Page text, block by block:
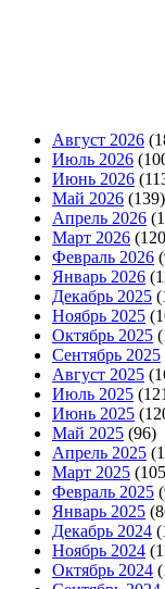
Август 2026
Июль 2026
Июнь 2026
Май 2026 (139)
Апрель 2026
Март 2026
Февраль 2026
Январь 2026
Декабрь 2025
Ноябрь 2025
Октябрь 2025
Сентябрь 2025
Август 2025
Июль 2025
Июнь 2025
Май 2025 (96)
Апрель 2025
Март 2025
Февраль 2025
Январь 2025
Декабрь 2024
Ноябрь 2024
Октябрь 2024